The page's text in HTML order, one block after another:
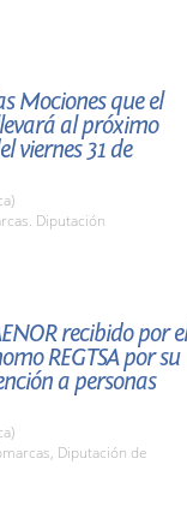
Mociones que el
al próximo
viernes 31 de
Diputación
recibido por el
REGTSA por su
a personas
Diputación de